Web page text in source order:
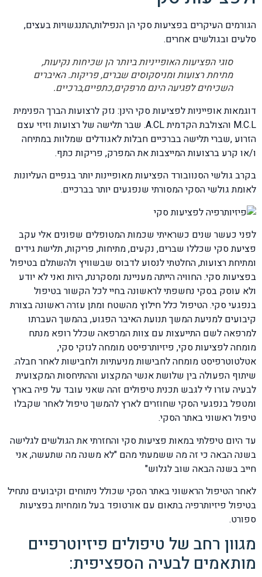
הגורמים העיקרים בפציעות סקי הן הנפילות,התנגשויות בעצים,
סלעים ובגולשים אחרים.
סוגי הפציעות האופייניות ביותר הן שכיחות נקיעות,
מתיחת רצועות ומניסקוסים שברים, פריקות. האיברים
השכיחים לפגיעה הינם מרפקים,כתפיים,ברכיים.
דוגמאות אופייניות לפציעות סקי הינן: נזק לרצועות הברך הפנימית
M.C.L והצולבת הקדמית A.CL. שבר תלישה של רצועות וזיזי עצם
הזרוע ,שברי תלישה בברכיים חבלות לאגודלים שמלוות במתיחה
ו/או קרע ברצועות המייצבות את המפרק, פריקות כתף.
בקרב גולשי הסנוובורד הפציעות מאופיינות יותר בגפיים העליונות
לאומת גולשי הסקי המסורתי שנפגעים יותר בברכיים.
לפני כעשר שנים כשראיתי שכמות המטופלים שפונים אלי עקב
פציעת סקי שכללו שברים, נקעים, מתיחות, פריקות, תלישת גידים
ומתיחת רצועות, החלטתי לנסוע לדבוס שבשוויץ ולהשתלם בטיפול
בפציעות סקי. החוויה הייתה מעניינת ומסקרנת, היות ואני לא יודע
ולא עוסק בסקי נחשפתי לראשונה בחיי לכל הקשור בטיפול
בנפגעי סקי. הטיפול כלל חילוץ מהשטח ומתן עזרה ראשונה בצורת
קיבועים למניעת המשך תנועת האיבר הפגוע, בהמשך העברתו
למרפאה לשם התייעצות עם צוות המרפאה שכלל רופא מנתח
מומחה לפציעות סקי, פיזיותרפיסט מומחה לנזקי סקי,
אטלטוטרפיסט מומחה לחבישות מניעתיות ולחבישות לאחר חבלה.
שיתוף הפעולה בין שלושת אנשי המקצוע וההתיחסות המקצועית
לבעיה עזרו לי לגבש תכנית טיפולים זהה שאני עובד על פיה בארץ
ומטפל בנפגעי הסקי שחוזרים לארץ להמשך טיפול לאחר שקבלו
טיפול ראשוני באתר הסקי.
עד היום טיפלתי במאות פציעות סקי והחזרתי את הגולשים לגלישה
בשנה הבאה כי זה מה ששמעתי מהם "לא משנה מה שתעשה, אני
חייב בשנה הבאה שוב לגלוש"
לאחר הטיפול הראשוני באתר הסקי שכולל ניתוחים וקיבועים נתחיל
בטיפול פיזיותרפיה בתאום עם אורטופד בעל מומחיות בפציעות
ספורט.
מגוון רחב של טיפולים פיזיוטרפיים
מותאמים לבעיה הספציפית: